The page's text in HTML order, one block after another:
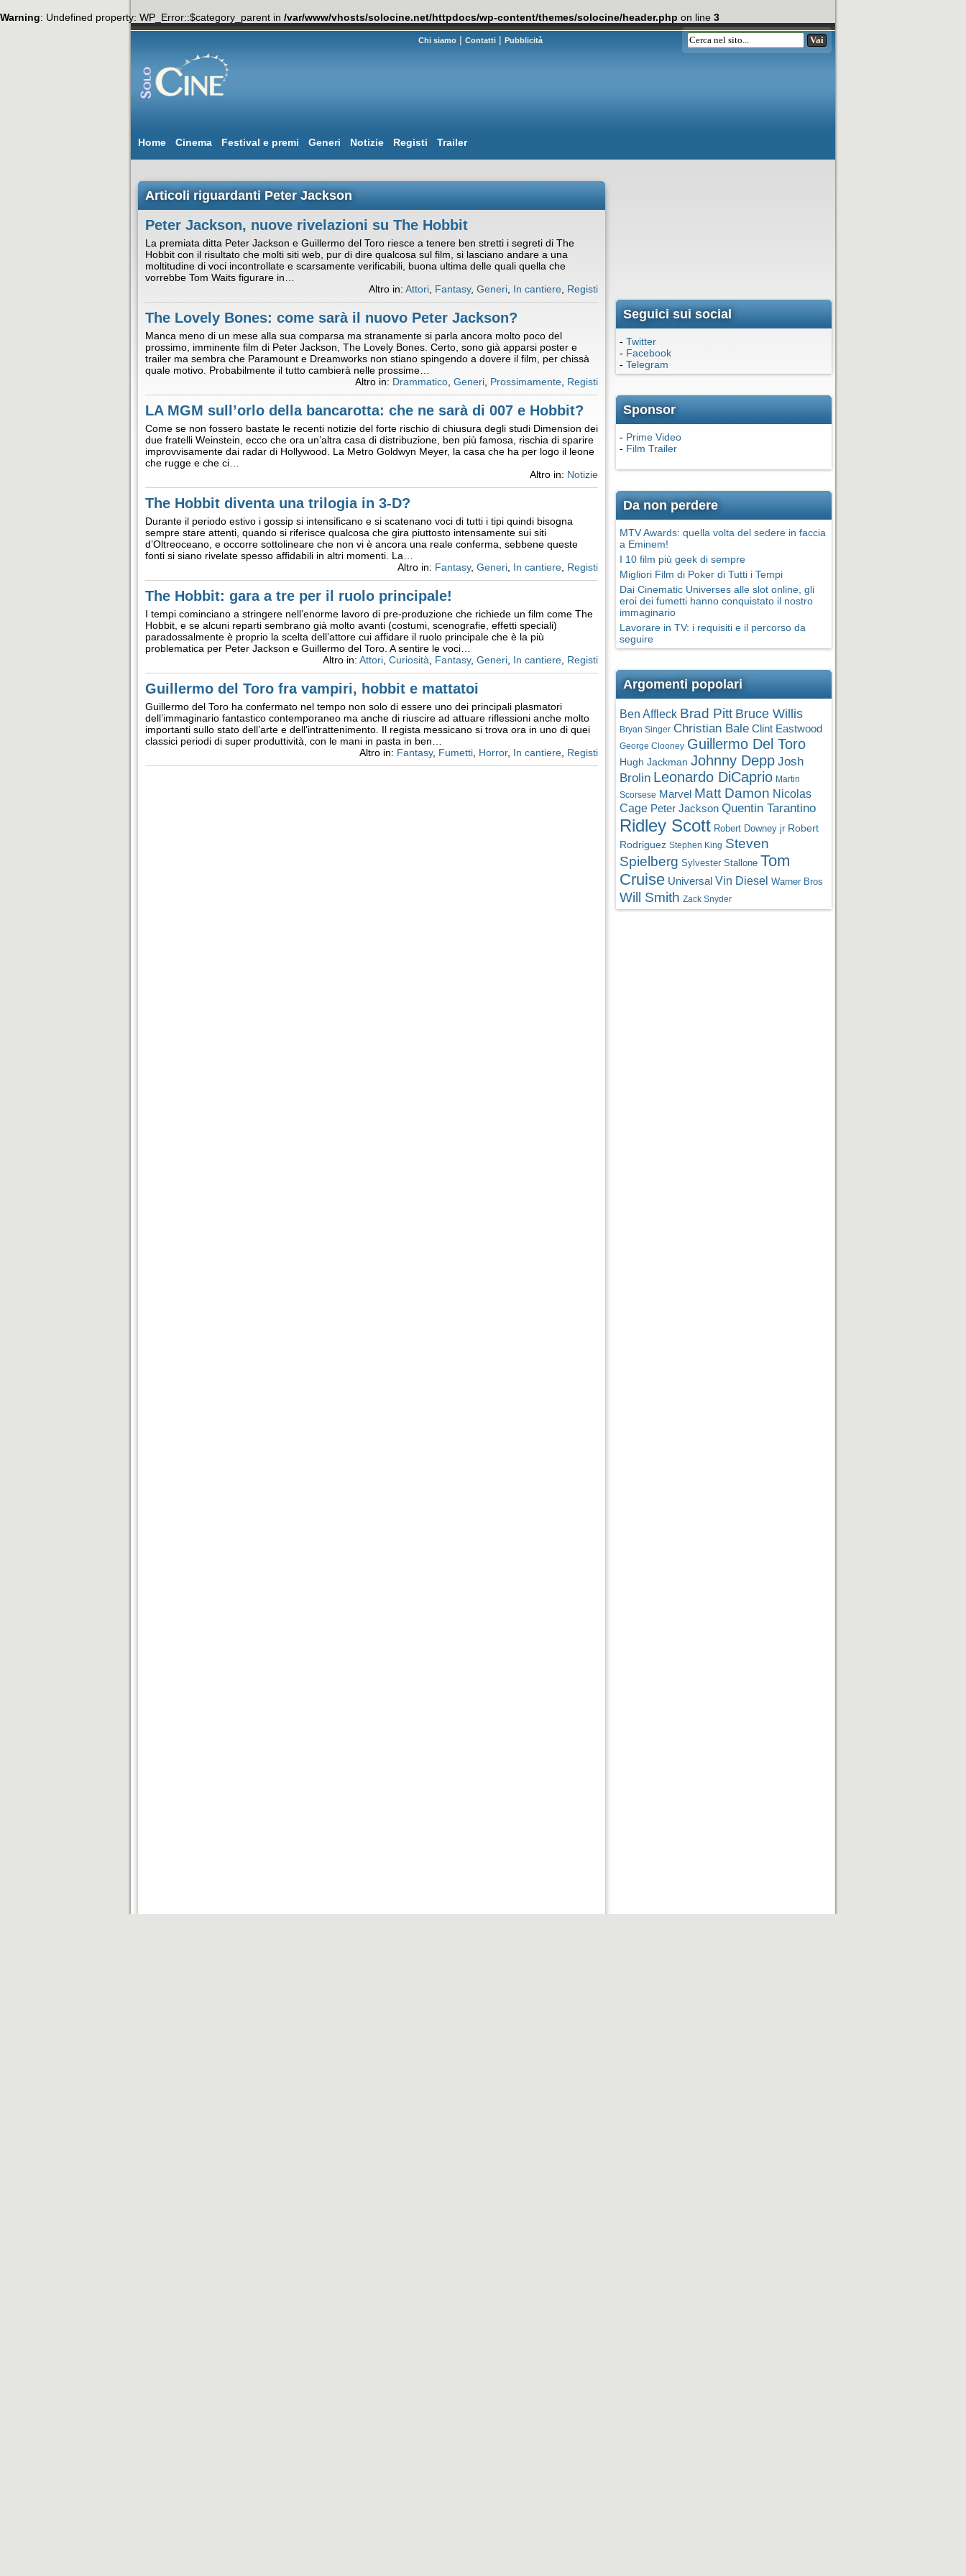
Warning: Undefined property: WP_Error::$category_parent in /var/www/vhosts/solocine.net/httpdocs/wp-content/themes/solocine/header.php on line 3
Chi siamo | Contatti | Pubblicità
Home Cinema Festival e premi Generi Notizie Registi Trailer
Articoli riguardanti Peter Jackson
Peter Jackson, nuove rivelazioni su The Hobbit
La premiata ditta Peter Jackson e Guillermo del Toro riesce a tenere ben stretti i segreti di The
Hobbit con il risultato che molti siti web, pur di dire qualcosa sul film, si lasciano andare a una
moltitudine di voci incontrollate e scarsamente verificabili, buona ultima delle quali quella che
vorrebbe Tom Waits figurare in…
Altro in: Attori Fantasy, Generi In cantiere Registi
The Lovely Bones: come sarà il nuovo Peter Jackson?
Manca meno di un mese alla sua comparsa ma stranamente si parla ancora molto poco del
prossimo, imminente film di Peter Jackson, The Lovely Bones. Certo, sono già apparsi poster e
trailer ma sembra che Paramount e Dreamworks non stiano spingendo a dovere il film, per chissà
quale motivo. Probabilmente il tutto cambierà nelle prossime…
Altro in: Drammatico Generi Prossimamente Registi
LA MGM sull’orlo della bancarotta: che ne sarà di 007 e Hobbit?
Come se non fossero bastate le recenti notizie del forte rischio di chiusura degli studi Dimension dei
due fratelli Weinstein, ecco che ora un’altra casa di distribuzione, ben più famosa, rischia di sparire
improvvisamente dai radar di Hollywood. La Metro Goldwyn Meyer, la casa che ha per logo il leone
che rugge e che ci…
Altro in: Notizie
The Hobbit diventa una trilogia in 3-D?
Durante il periodo estivo i gossip si intensificano e si scatenano voci di tutti i tipi quindi bisogna
sempre stare attenti, quando si riferisce qualcosa che gira piuttosto intensamente sui siti
d’Oltreoceano, e occorre sottolineare che non vi è ancora una reale conferma, sebbene queste
fonti si siano rivelate spesso affidabili in altri momenti. La…
Altro in: Fantasy, Generi In cantiere Registi
The Hobbit: gara a tre per il ruolo principale!
I tempi cominciano a stringere nell’enorme lavoro di pre-produzione che richiede un film come The
Hobbit, e se alcuni reparti sembrano già molto avanti (costumi, scenografie, effetti speciali)
paradossalmente è proprio la scelta dell’attore cui affidare il ruolo principale che è la più
problematica per Peter Jackson e Guillermo del Toro. A sentire le voci…
Altro in: Attori Curiosità Fantasy, Generi In cantiere Registi
Guillermo del Toro fra vampiri, hobbit e mattatoi
Guillermo del Toro ha confermato nel tempo non solo di essere uno dei principali plasmatori
dell’immaginario fantastico contemporaneo ma anche di riuscire ad attuare riflessioni anche molto
importanti sullo stato dell’arte e dell’intrattenimento. Il regista messicano si trova ora in uno di quei
classici periodi di super produttività, con le mani in pasta in ben…
Altro in: Fantasy, Fumetti Horror, In cantiere Registi
Seguici sui social
- Twitter
- Facebook
- Telegram
Sponsor
- Prime Video
- Film Trailer
Da non perdere
MTV Awards: quella volta del sedere in faccia
a Eminem!
I 10 film più geek di sempre
Migliori Film di Poker di Tutti i Tempi
Dai Cinematic Universes alle slot online, gli
eroi dei fumetti hanno conquistato il nostro
immaginario
Lavorare in TV: i requisiti e il percorso da
seguire
Argomenti popolari
Ben Affleck Brad Pitt Bruce Willis
Bryan Singer Christian Bale Clint Eastwood
George Clooney Guillermo Del Toro
Hugh Jackman Johnny Depp Josh
Brolin Leonardo DiCaprio Martin
Scorsese Marvel Matt Damon Nicolas
Cage Peter Jackson Quentin Tarantino
Ridley Scott Robert Downey jr Robert
Rodriguez Stephen King Steven
Spielberg Sylvester Stallone Tom
Cruise Universal Vin Diesel Warner Bros
Will Smith Zack Snyder